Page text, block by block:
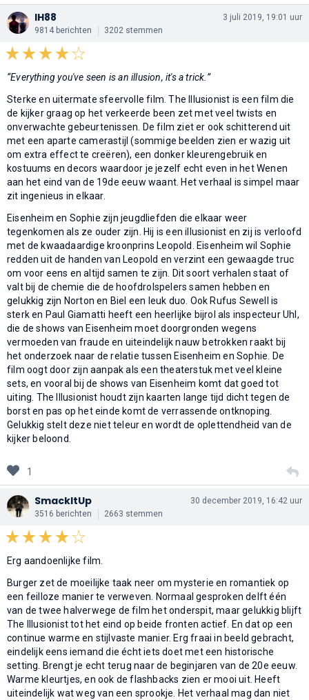
IH88
9814 berichten 3202 stemmen
3 juli 2019, 19:01 uur
“Everything you've seen is an illusion, it's a trick.”
Sterke en uitermate sfeervolle film. The Illusionist is een film die
de kijker graag op het verkeerde been zet met veel twists en
onverwachte gebeurtenissen. De film ziet er ook schitterend uit
met een aparte camerastijl (sommige beelden zien er wazig uit
om extra effect te creëren), een donker kleurengebruik en
kostuums en decors waardoor je jezelf echt even in het Wenen
aan het eind van de 19de eeuw waant. Het verhaal is simpel maar
zit ingenieus in elkaar.
Eisenheim en Sophie zijn jeugdliefden die elkaar weer
tegenkomen als ze ouder zijn. Hij is een illusionist en zij is verloofd
met de kwaadaardige kroonprins Leopold. Eisenheim wil Sophie
redden uit de handen van Leopold en verzint een gewaagde truc
om voor eens en altijd samen te zijn. Dit soort verhalen staat of
valt bij de chemie die de hoofdrolspelers samen hebben en
gelukkig zijn Norton en Biel een leuk duo. Ook Rufus Sewell is
sterk en Paul Giamatti heeft een heerlijke bijrol als inspecteur Uhl,
die de shows van Eisenheim moet doorgronden wegens
vermoeden van fraude en uiteindelijk nauw betrokken raakt bij
het onderzoek naar de relatie tussen Eisenheim en Sophie. De
film oogt door zijn aanpak als een theaterstuk met veel kleine
sets, en vooral bij de shows van Eisenheim komt dat goed tot
uiting. The Illusionist houdt zijn kaarten lange tijd dicht tegen de
borst en pas op het einde komt de verrassende ontknoping.
Gelukkig stelt deze niet teleur en wordt de oplettendheid van de
kijker beloond.
1
SmackItUp
3516 berichten 2663 stemmen
30 december 2019, 16:42 uur
Erg aandoenlijke film.
Burger zet de moeilijke taak neer om mysterie en romantiek op
een feilloze manier te verweven. Normaal gesproken delft één
van de twee halverwege de film het onderspit, maar gelukkig blijft
The Illusionist tot het eind op beide fronten actief. En dat op een
continue warme en stijlvaste manier. Erg fraai in beeld gebracht,
eindelijk eens iemand die écht iets doet met een historische
setting. Brengt je echt terug naar de beginjaren van de 20e eeuw.
Warme kleurtjes, en ook de flashbacks zien er mooi uit. Heeft
uiteindelijk wat weg van een sprookje. Het verhaal mag dan niet